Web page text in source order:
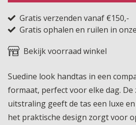
Gratis verzenden vanaf €150,-
Gratis ophalen en ruilen in
Bekijk voorraad winkel
Suedine look handtas in een
formaat, perfect voor elke dag. De
uitstraling geeft de tas een luxe
het praktische design zorgt voor